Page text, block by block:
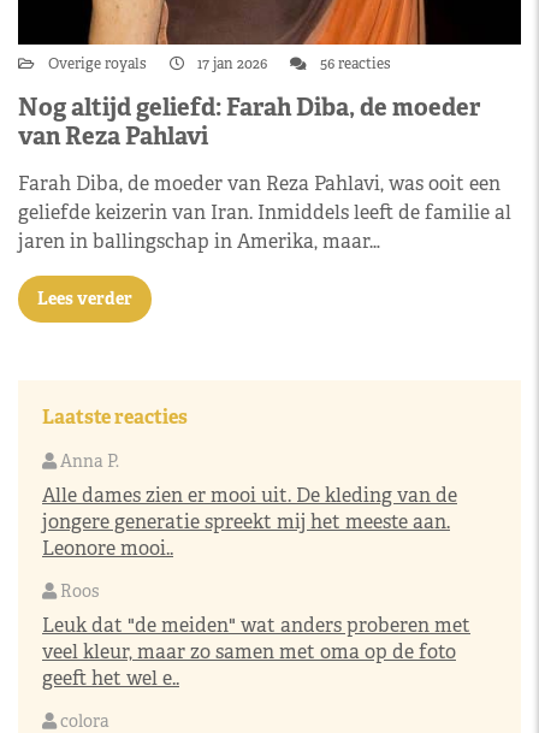
Overige royals 17 jan 2026 56 reacties
Nog altijd geliefd: Farah Diba, de moeder
van Reza Pahlavi
Farah Diba, de moeder van Reza Pahlavi, was ooit een
geliefde keizerin van Iran. Inmiddels leeft de familie al
jaren in ballingschap in Amerika, maar…
Lees verder
Laatste reacties
Anna P.
Alle dames zien er mooi uit. De kleding van de
jongere generatie spreekt mij het meeste aan.
Leonore mooi..
Roos
Leuk dat "de meiden" wat anders proberen met
veel kleur, maar zo samen met oma op de foto
geeft het wel e..
colora